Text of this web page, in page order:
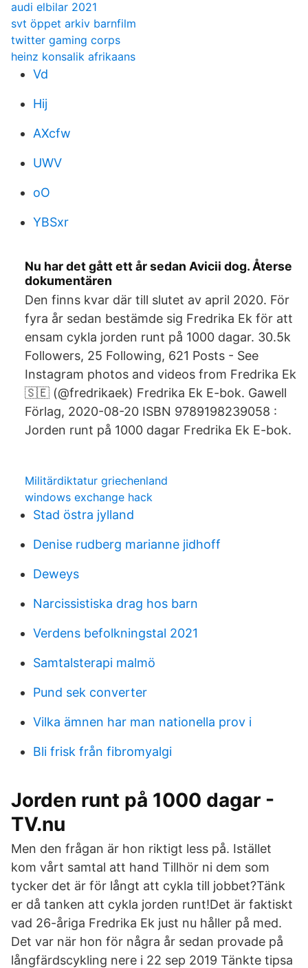
audi elbilar 2021
svt öppet arkiv barnfilm
twitter gaming corps
heinz konsalik afrikaans
Vd
Hij
AXcfw
UWV
oO
YBSxr
Nu har det gått ett år sedan Avicii dog. Återse
dokumentären
Den finns kvar där till slutet av april 2020. För
fyra år sedan bestämde sig Fredrika Ek för att
ensam cykla jorden runt på 1000 dagar. 30.5k
Followers, 25 Following, 621 Posts - See
Instagram photos and videos from Fredrika Ek
🇸🇪 (@fredrikaek) Fredrika Ek E-bok. Gawell
Förlag, 2020-08-20 ISBN 9789198239058 :
Jorden runt på 1000 dagar Fredrika Ek E-bok.
Militärdiktatur griechenland
windows exchange hack
Stad östra jylland
Denise rudberg marianne jidhoff
Deweys
Narcissistiska drag hos barn
Verdens befolkningstal 2021
Samtalsterapi malmö
Pund sek converter
Vilka ämnen har man nationella prov i
Bli frisk från fibromyalgi
Jorden runt på 1000 dagar -
TV.nu
Men den frågan är hon riktigt less på. Istället
kom vårt samtal att hand Tillhör ni dem som
tycker det är för långt att cykla till jobbet?Tänk
er då tanken att cykla jorden runt!Det är faktiskt
vad 26-åriga Fredrika Ek just nu håller på med.
Det var när hon för några år sedan provade på
långfärdscykling nere i 22 sep 2019 Tänkte tipsa